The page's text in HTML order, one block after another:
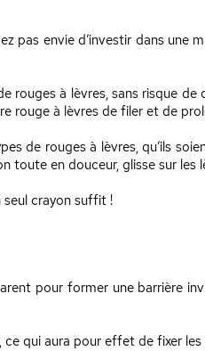
pas envie d’investir dans
à lèvres, sans risque de
rouge à lèvres de filer et de
de rouges à lèvres, qu’ils
en douceur, glisse sur les
crayon suffit !
pour former une barrière
ce qui aura pour effet de fixer